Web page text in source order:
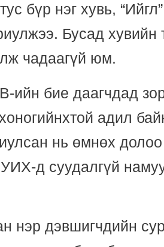
бүр нэг хувь,
Бусад хувийн
чадаагүй юм.
бие даагчдад
адил
нь өмнөх
д суудалгүй
дэвшигчдийн